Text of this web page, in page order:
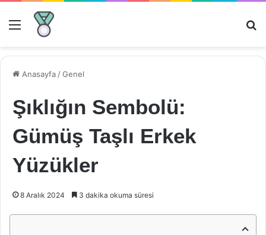
Menü
Anasayfa /Genel
Şıklığın Sembolü:
Gümüş Taşlı Erkek
Yüzükler
8 Aralık 2024 3 dakika okuma süresi